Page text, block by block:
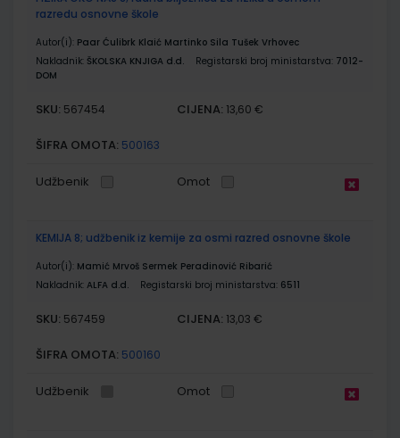
razredu osnovne škole
Autor(i): Paar Ćulibrk Klaić Martinko Sila Tušek Vrhovec
Nakladnik: ŠKOLSKA KNJIGA d.d. Registarski broj ministarstva: 7012-
DOM
SKU: 567454 CIJENA: 13,60 €
ŠIFRA OMOTA: 500163
Udžbenik Omot
KEMIJA 8; udžbenik iz kemije za osmi razred osnovne škole
Autor(i): Mamić Mrvoš Sermek Peradinović Ribarić
Nakladnik: ALFA d.d. Registarski broj ministarstva: 6511
SKU: 567459 CIJENA: 13,03 €
ŠIFRA OMOTA: 500160
Udžbenik Omot